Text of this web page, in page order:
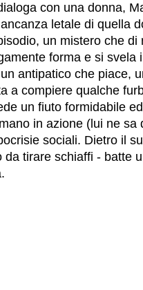
con una donna,
letale di quella
un mistero che di
forma e si svela
antipatico che piace,
a compiere qualche
un fiuto formidabile
in azione (lui ne sa
sociali. Dietro il
da tirare schiaffi - batte